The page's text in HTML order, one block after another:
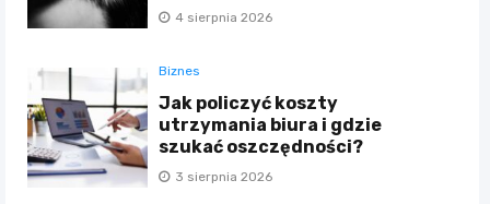
4 sierpnia 2026
Biznes
Jak policzyć koszty
utrzymania biura i gdzie
szukać oszczędności?
3 sierpnia 2026